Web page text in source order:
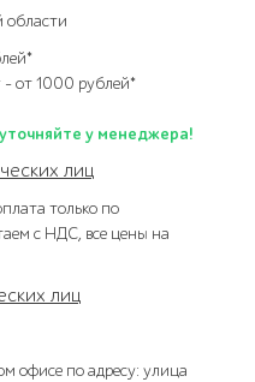
области
от 1000 рублей*
у менеджера!
лиц
только по
с НДС, все цены на
лиц
офисе по адресу: улица